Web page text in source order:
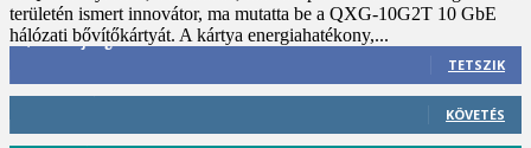
területén ismert innovátor, ma mutatta be a QXG-10G2T 10 GbE
hálózati bővítőkártyát. A kártya energiahatékony,...
3,452 Rajongók
TETSZIK
KÖVETÉS